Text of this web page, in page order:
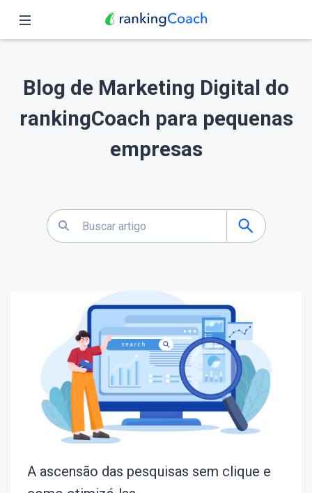
Funções
Preços
Português
Blog de Marketing Digital do
rankingCoach para pequenas
empresas
A ascensão das pesquisas sem clique e